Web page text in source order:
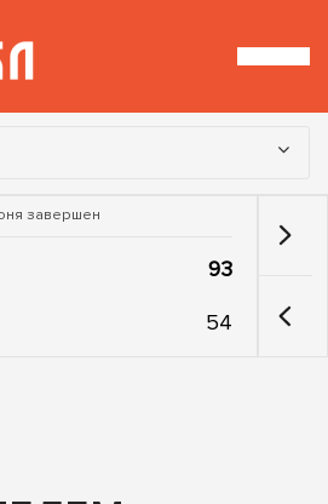
завершен
93
54